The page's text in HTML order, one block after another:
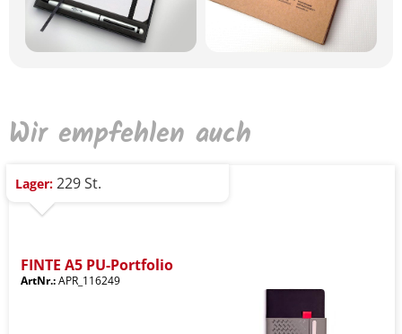
Wir empfehlen auch
Lager: 229 St.
FINTE A5 PU-Portfolio
ArtNr.:APR_116249